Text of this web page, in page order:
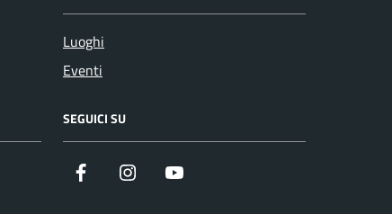
Luoghi
Eventi
SEGUICI SU
Facebook Instagram